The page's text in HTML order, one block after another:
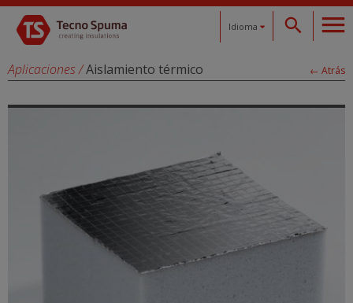
Idioma
Español
Català
Français
Aplicaciones/Aislamiento térmico ← Atrás